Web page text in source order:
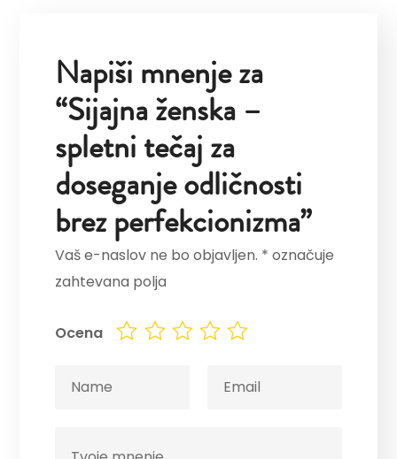
Napiši mnenje za
“Sijajna ženska –
spletni tečaj za
doseganje odličnosti
brez perfekcionizma”
Vaš e-naslov ne bo objavljen. * označuje
zahtevana polja
Ocena